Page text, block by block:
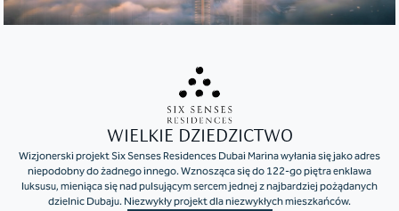
WIELKIE DZIEDZICTWO
Wizjonerski projekt Six Senses Residences Dubai Marina wyłania się jako adres
niepodobny do żadnego innego. Wznosząca się do 122-go piętra enklawa
luksusu, mieniąca się nad pulsującym sercem jednej z najbardziej pożądanych
dzielnic Dubaju. Niezwykły projekt dla niezwykłych mieszkańców.